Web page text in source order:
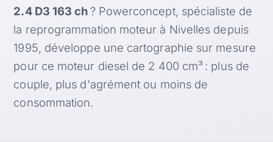
2.4 D3 163 ch? Powerconcept, spécialiste de
la reprogrammation moteur à Nivelles depuis
1995, développe une cartographie sur mesure
pour ce moteur diesel de 2 400 cm³ : plus de
couple, plus d'agrément ou moins de
consommation.